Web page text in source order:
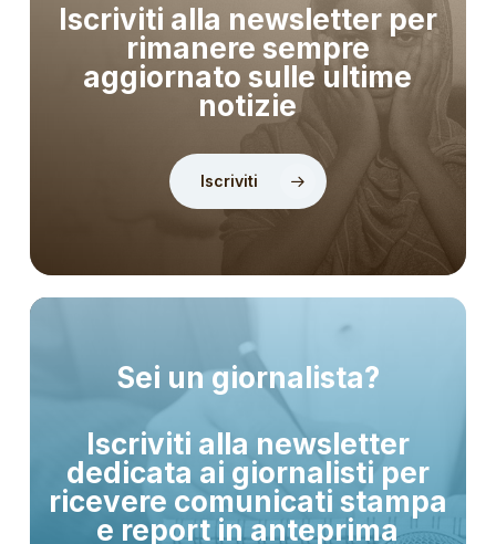
Iscriviti alla newsletter per
rimanere sempre
aggiornato sulle ultime
notizie
Iscriviti
Sei un giornalista?
Iscriviti alla newsletter
dedicata ai giornalisti per
ricevere comunicati stampa
e report in anteprima